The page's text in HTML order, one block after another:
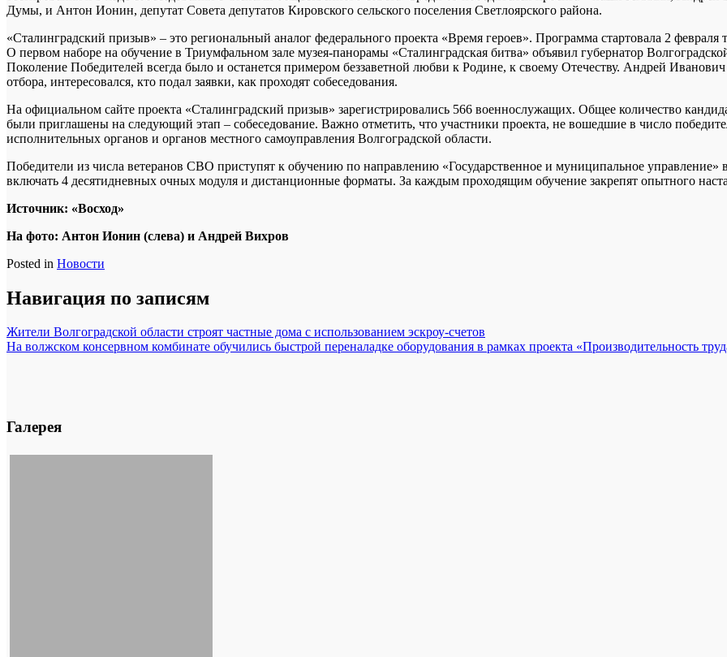
Думы, и Антон Ионин, депутат Совета депутатов Кировского сельского поселения Светлоярского района.
«Сталинградский призыв» – это региональный аналог федерального проекта «Время героев». Программа стартовала 2
О первом наборе на обучение в Триумфальном зале музея-панорамы «Сталинградская битва» объявил губернатор
Поколение Победителей всегда было и останется примером беззаветной любви к Родине, к своему Отечеству. Андрей
отбора, интересовался, кто подал заявки, как проходят собеседования.
На официальном сайте проекта «Сталинградский призыв» зарегистрировались 566 военнослужащих. Общее количество
были приглашены на следующий этап – собеседование. Важно отметить, что участники проекта, не вошедшие в число
исполнительных органов и органов местного самоуправления Волгоградской области.
Победители из числа ветеранов СВО приступят к обучению по направлению «Государственное и муниципальное управление» в
включать 4 десятидневных очных модуля и дистанционные форматы. За каждым проходящим обучение закрепят опытного
Источник: «Восход»
На фото: Антон Ионин (слева) и Андрей Вихров
Posted in Новости
Навигация по записям
Жители Волгоградской области строят частные дома с использованием эскроу-счетов
На волжском консервном комбинате обучились быстрой переналадке оборудования в рамках проекта «Производительность
Галерея